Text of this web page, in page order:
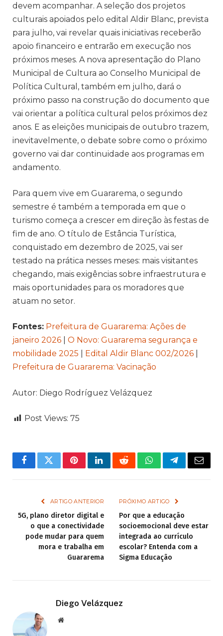
devem acompanhar. A seleção dos projetos
culturais apoiados pelo edital Aldir Blanc, prevista
para julho, vai revelar quais iniciativas receberão
apoio financeiro e entrarão em execução nos
próximos meses. A nova apresentação do Plano
Municipal de Cultura ao Conselho Municipal de
Política Cultural, também em julho, dará o
próximo passo na construção do documento que
vai orientar a política cultural pelos próximos dez
anos. E as eleições municipais de outubro trazem,
inevitavelmente, o debate sobre como o próximo
governo vai dar continuidade aos programas em
andamento.
Para quem vive em Guararema, o segundo
semestre é também a temporada em que o
turismo começa a crescer em direção às festas de
fim de ano. O título de Estância Turística,
conquistado em dezembro de 2025, vai ser
testado na prática nesses meses: mais visitantes
chegando, mais exigências sobre infraestrutura e
mais oportunidades para os moradores que
atuam no setor.
Fontes: Prefeitura de Guararema: Ações de
janeiro 2026
O Novo: Guararema segurança e
mobilidade 2025
Edital Aldir Blanc 002/2026
Prefeitura de Guararema: Vacinação
Autor: Diego Rodríguez Velázquez
Post Views: 75
FacebookTwitterPinterestLinkedInRedditWhatsAppTelegramEmail
ARTIGO ANTERIOR
5G, plano diretor digital e
o que a conectividade
pode mudar para quem
mora e trabalha em
Guararema
PRÓXIMO ARTIGO
Por que a educação
socioemocional deve estar
integrada ao currículo
escolar? Entenda com a
Sigma Educação
Diego Velázquez
Website